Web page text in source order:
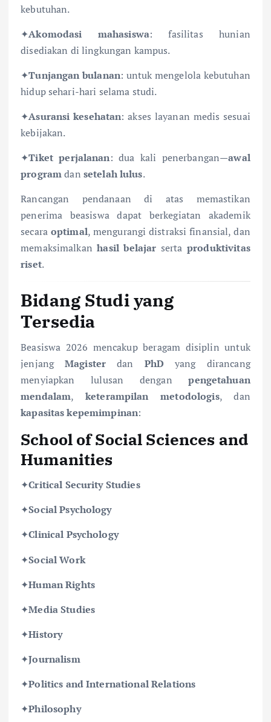
kebutuhan.
✦Akomodasi mahasiswa: fasilitas hunian
disediakan di lingkungan kampus.
✦Tunjangan bulanan: untuk mengelola kebutuhan
hidup sehari-hari selama studi.
✦Asuransi kesehatan: akses layanan medis sesuai
kebijakan.
✦Tiket perjalanan: dua kali penerbangan—awal
programdan setelah lulus.
Rancangan pendanaan di atas memastikan
penerima beasiswa dapat berkegiatan akademik
secara optimal, mengurangi distraksi finansial, dan
memaksimalkanhasil belajar sertaproduktivitas
riset.
Bidang Studi yang
Tersedia
Beasiswa 2026 mencakup beragam disiplin untuk
jenjangMagister dan PhD yang dirancang
menyiapkan lulusan denganpengetahuan
mendalam, keterampilan metodologis, dan
kapasitas kepemimpinan:
School of Social Sciences and
Humanities
✦Critical Security Studies
✦Social Psychology
✦Clinical Psychology
✦Social Work
✦Human Rights
✦Media Studies
✦History
✦Journalism
✦Politics and International Relations
✦Philosophy